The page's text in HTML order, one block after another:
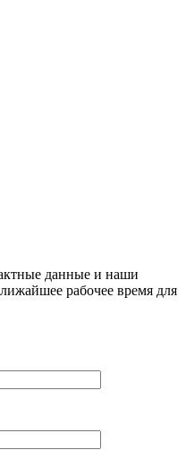
данные и наши
рабочее время для